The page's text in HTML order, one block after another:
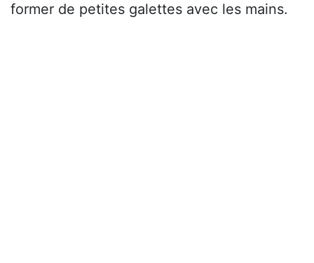
former de petites galettes avec les mains.